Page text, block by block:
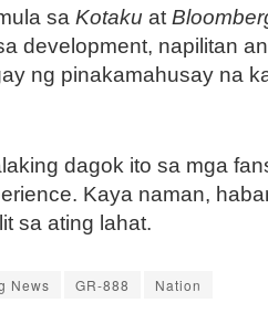
sa Kotaku at
development, napilitan
ng pinakamahusay na
dagok ito sa mga
Kaya naman,
sa ating lahat.
News GR-888 Nation